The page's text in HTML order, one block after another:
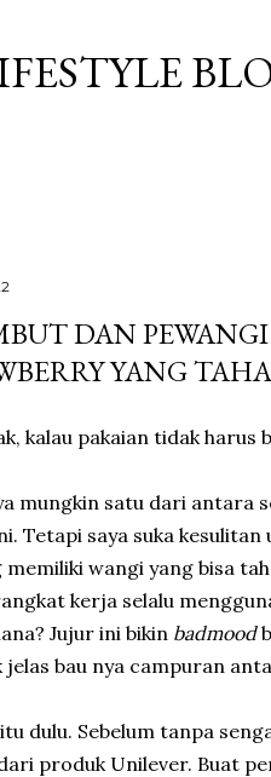
DAN
YANG
kalau pakaian tidak
mungkin satu dari antara
Tetapi saya suka
memiliki wangi yang bisa
kerja selalu
Jujur ini bikin badmood
jelas bau nya campuran
dulu. Sebelum tanpa
produk Unilever. Buat